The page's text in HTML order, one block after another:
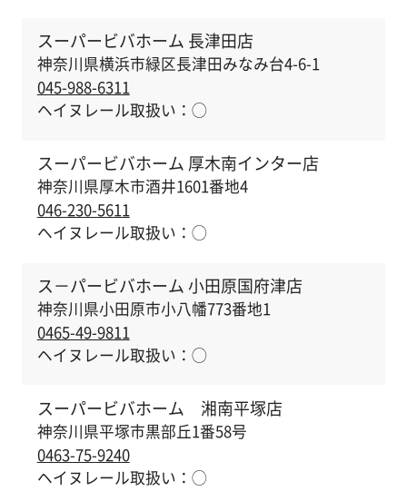
スーパービバホーム 長津田店
神奈川県横浜市緑区長津田みなみ台4-6-1
045-988-6311
ヘイヌレール取扱い： ◯
スーパービバホーム 厚木南インター店
神奈川県厚木市酒井1601番地4
046-230-5611
ヘイヌレール取扱い： ◯
ス－パービバホーム 小田原国府津店
神奈川県小田原市小八幡773番地1
0465-49-9811
ヘイヌレール取扱い： ◯
スーパービバホーム 湘南平塚店
神奈川県平塚市黒部丘1番58号
0463-75-9240
ヘイヌレール取扱い： ◯